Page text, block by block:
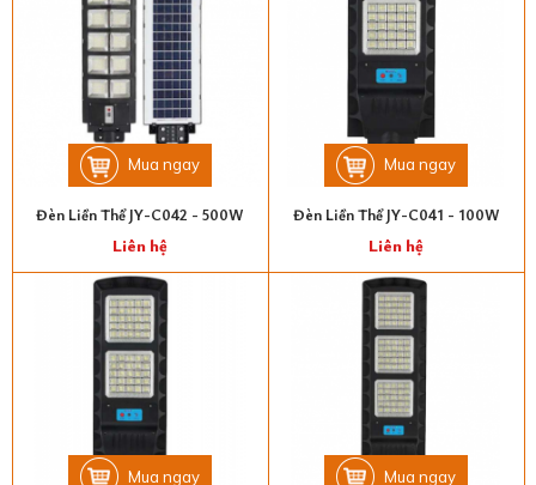
Mua ngay
Đèn Liền Thể JY-C042 - 500W
Liên hệ
Mua ngay
Đèn Liền Thể JY-C041 - 100W
Liên hệ
Mua ngay Mua ngay